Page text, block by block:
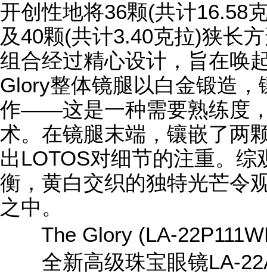
开创性地将36颗(共计16.58
及40颗(共计3.40克拉)狭长
组合经过精心设计，旨在唤
Glory整体镜腿以白金锻造
作——这是一种需要熟练度
术。在镜腿末端，镶嵌了两
出LOTOS对细节的注重。
衡，黄白交织的独特光芒令
之中。
The Glory (LA-
全新高级珠宝眼镜LA-